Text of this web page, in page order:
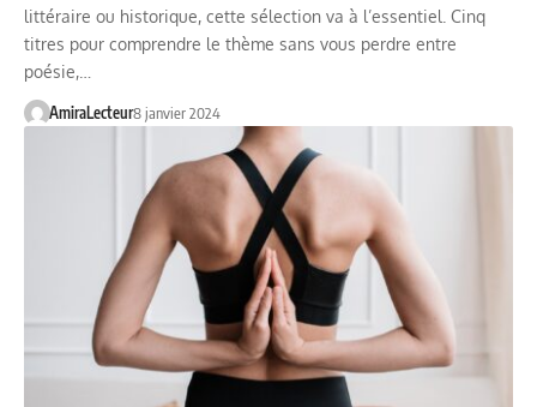
littéraire ou historique, cette sélection va à l’essentiel. Cinq
titres pour comprendre le thème sans vous perdre entre
poésie,…
AmiraLecteur8 janvier 2024